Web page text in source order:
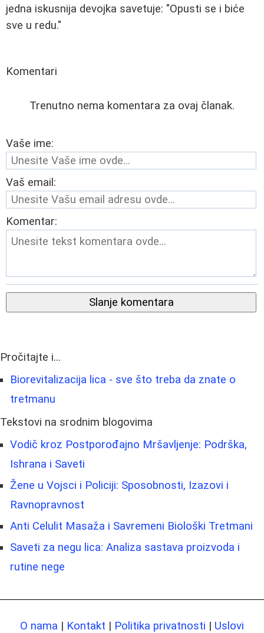
jedna iskusnija devojka savetuje: "Opusti se i biće
sve u redu."
Komentari
Trenutno nema komentara za ovaj članak.
Vaše ime:
Vaš email:
Komentar:
Slanje komentara
Pročitajte i...
Biorevitalizacija lica - sve što treba da znate o
tretmanu
Tekstovi na srodnim blogovima
Vodič kroz Postporođajno Mršavljenje: Podrška,
Ishrana i Saveti
Žene u Vojsci i Policiji: Sposobnosti, Izazovi i
Ravnopravnost
Anti Celulit Masaža i Savremeni Biološki Tretmani
Saveti za negu lica: Analiza sastava proizvoda i
rutine nege
O nama | Kontakt | Politika privatnosti | Uslovi